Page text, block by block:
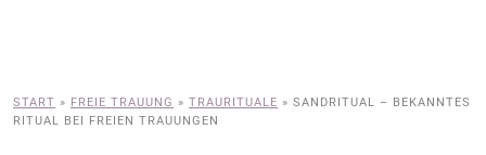
START » FREIE TRAUUNG » TRAURITUALE » SANDRITUAL – BEKANNTES
RITUAL BEI FREIEN TRAUUNGEN